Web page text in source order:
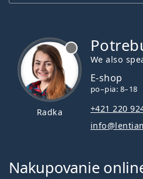
Radka
We also
E-shop
po–pia: 8–18
+421 220
Nakupovanie